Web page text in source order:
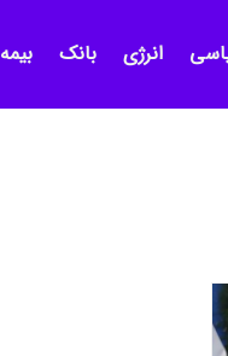
انرژی بانک بیمه